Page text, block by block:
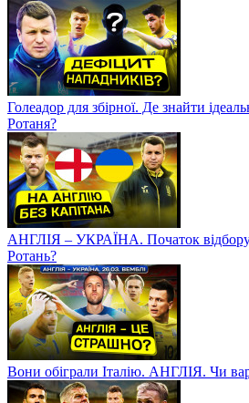
Голеадор для збірної. Де знайти
Ротаня?
АНГЛІЯ – УКРАЇНА. Початок
Ротань?
Вони обіграли Італію. АНГЛІЯ. Чи